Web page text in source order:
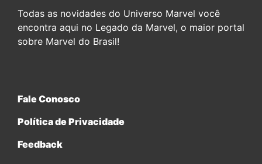
Todas as novidades do Universo Marvel você
encontra aqui no Legado da Marvel, o maior portal
sobre Marvel do Brasil!
Fale Conosco
Política de Privacidade
Feedback